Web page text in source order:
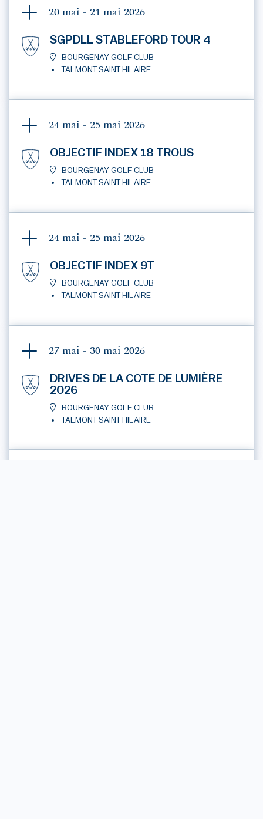
20 mai - 21 mai 2026
SGPDLL STABLEFORD TOUR 4
BOURGENAY GOLF CLUB
TALMONT SAINT HILAIRE
24 mai - 25 mai 2026
OBJECTIF INDEX 18 TROUS
BOURGENAY GOLF CLUB
TALMONT SAINT HILAIRE
24 mai - 25 mai 2026
OBJECTIF INDEX 9T
BOURGENAY GOLF CLUB
TALMONT SAINT HILAIRE
27 mai - 30 mai 2026
DRIVES DE LA COTE DE LUMIÈRE
2026
BOURGENAY GOLF CLUB
TALMONT SAINT HILAIRE